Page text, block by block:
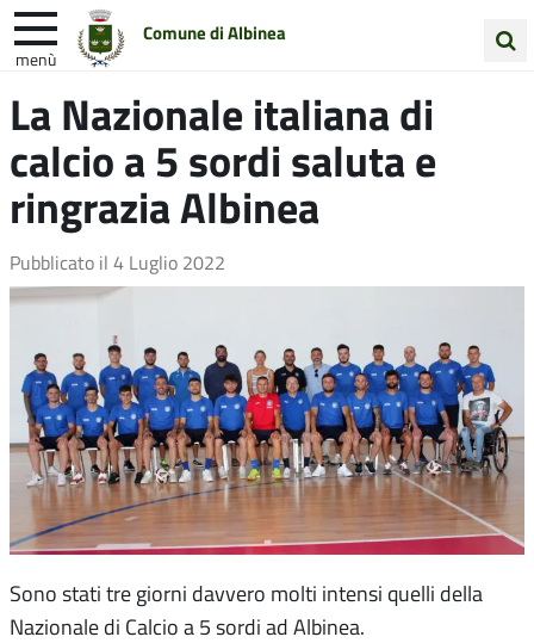
Comune di Albinea
menù
nel
sito
Entra in Comune Vivi Albinea
Unione Colline Matildiche
La Nazionale italiana di
calcio a 5 sordi saluta e
ringrazia Albinea
Pubblicato il 4 Luglio 2022
Sono stati tre giorni davvero molti intensi quelli della
Nazionale di Calcio a 5 sordi ad Albinea.